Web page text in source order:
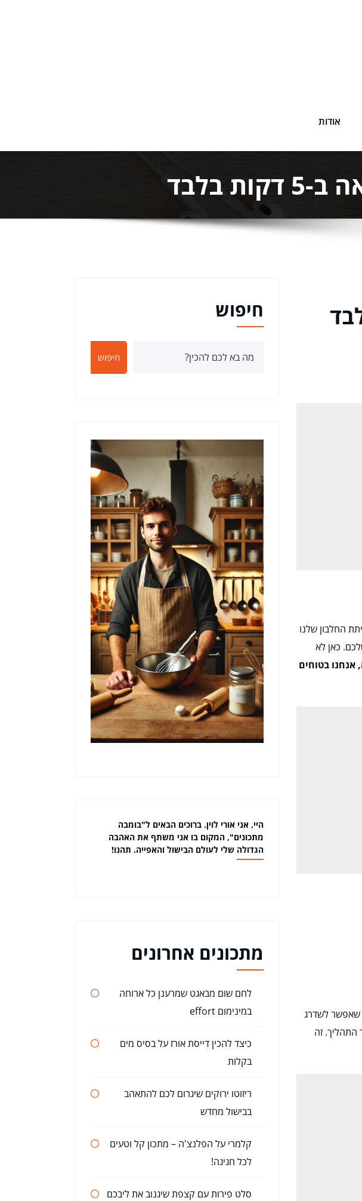
אודות
בלבד
החלבון שלנו
כאן לא
בטוחים
שאפשר לשדרג
התהליך. זה
חיפוש
חיפוש
היי, אני אורי לוין. ברוכים הבאים ל"בומבה
מתכונים", המקום בו אני משתף את האהבה
הגדולה שלי לעולם הבישול והאפייה. תהנו!
מתכונים אחרונים
לחם שום מבאגט שמרענן כל ארוחה
במינימום effort
כיצד להכין דייסת אורז על בסיס מים
בקלות
ריזוטו ירוקים שיגרום לכם להתאהב
בבישול מחדש
קלמרי על הפלנצ'ה – מתכון קל וטעים
לכל חגיגה!
סלט פירות עם קצפת שיגנוב את ליבכם